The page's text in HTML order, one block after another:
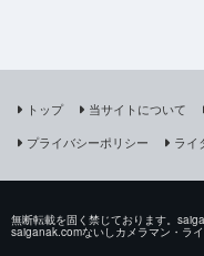
トップ 当サイトについて
プライバシーポリシー
ライ
無断転載を固く禁じております。
saiganak.comないしカメラマン・ラ